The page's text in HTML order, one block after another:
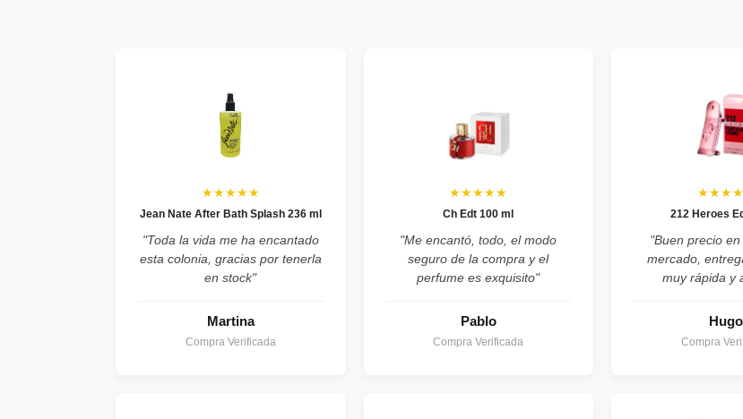
★★★★★
Jean Nate After Bath Splash 236 ml
"Toda la vida me ha encantado
esta colonia, gracias por tenerla
en stock"
Martina
Compra Verificada
★★★★★
Ch Edt 100 ml
"Me encantó, todo, el modo
seguro de la compra y el
perfume es exquisito"
Pablo
Compra Verificada
212 Heroes
"Buen precio
mercado,
muy rápida y
Hugo
Compra